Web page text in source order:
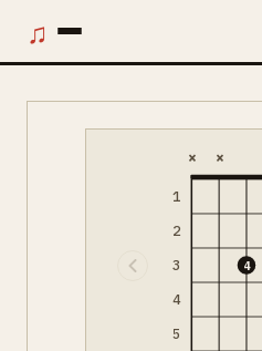
♫
1
2
3
4
5
× ×
4